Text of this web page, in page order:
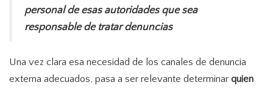
personal de esas autoridades que sea
responsable de tratar denuncias
Una vez clara esa necesidad de los canales de denuncia
externa adecuados, pasa a ser relevante determinarquien